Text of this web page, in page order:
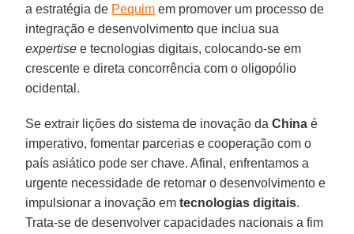
a estratégia de Pequim em promover um processo de
integração e desenvolvimento que inclua sua
expertise e tecnologias digitais, colocando-se em
crescente e direta concorrência com o oligopólio
ocidental.
Se extrair lições do sistema de inovação daChina é
imperativo, fomentar parcerias e cooperação com o
país asiático pode ser chave. Afinal, enfrentamos a
urgente necessidade de retomar o desenvolvimento e
impulsionar a inovação emtecnologias digitais.
Trata-se de desenvolver capacidades nacionais a fim